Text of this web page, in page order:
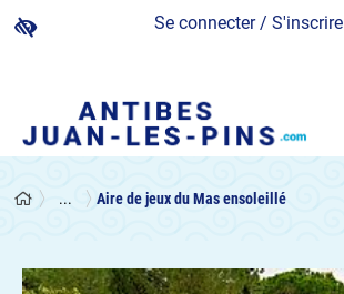
Se connecter / S'inscrire
... Aire de jeux du Mas ensoleillé